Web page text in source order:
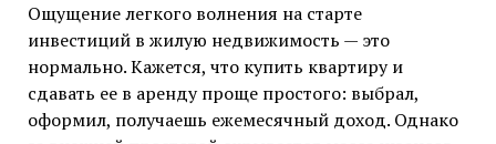
Ощущение легкого волнения на старте
инвестиций в жилую недвижимость — это
нормально. Кажется, что купить квартиру и
сдавать ее в аренду проще простого: выбрал,
оформил, получаешь ежемесячный доход. Однако